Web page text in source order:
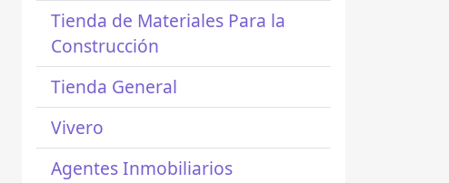
Tienda de Materiales Para la
Construcción
Tienda General
Vivero
Agentes Inmobiliarios